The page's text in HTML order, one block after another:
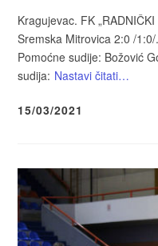
Kragujevac. FK
Sremska Mitrovica 2:0 /
Pomoćne sudije: Božović
sudija: Nastavi čitati…
15/03/2021